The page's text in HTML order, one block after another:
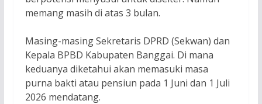
memang masih di atas 3 bulan.
Masing-masing Sekretaris DPRD (Sekwan) dan
Kepala BPBD Kabupaten Banggai. Di mana
keduanya diketahui akan memasuki masa
purna bakti atau pensiun pada 1 Juni dan 1 Juli
2026 mendatang.